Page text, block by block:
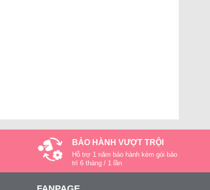
BẢO HÀNH VƯỢT TRỘI
Hỗ trợ 1 năm bảo hành kèm gói bảo
trì 6 tháng / 1 lần